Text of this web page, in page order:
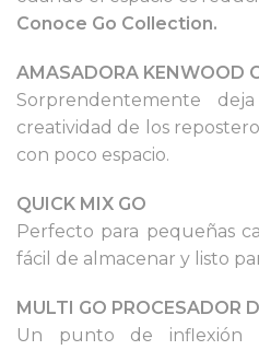
Conoce Go Collection.
AMASADORA KENWOOD
Sorprendentemente
creatividad de los
con poco espacio.
QUICK MIX GO
Perfecto para pequeñas
fácil de almacenar y listo
MULTI GO PROCESADOR
Un punto de inflexión